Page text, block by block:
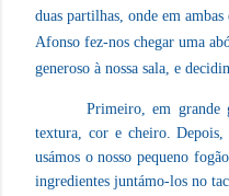
duas partilhas, onde em
Afonso fez-nos chegar uma
generoso à nossa sala, e
Primeiro, em grande
textura, cor e cheiro.
usámos o nosso pequeno
ingredientes juntámo-los no